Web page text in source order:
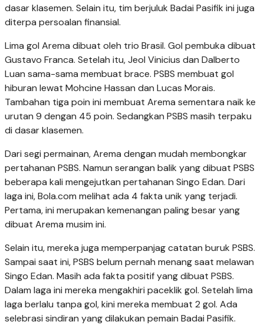
dasar klasemen. Selain itu, tim berjuluk Badai Pasifik ini juga
diterpa persoalan finansial.
Lima gol Arema dibuat oleh trio Brasil. Gol pembuka dibuat
Gustavo Franca. Setelah itu, Jeol Vinicius dan Dalberto
Luan sama-sama membuat brace. PSBS membuat gol
hiburan lewat Mohcine Hassan dan Lucas Morais.
Tambahan tiga poin ini membuat Arema sementara naik ke
urutan 9 dengan 45 poin. Sedangkan PSBS masih terpaku
di dasar klasemen.
Dari segi permainan, Arema dengan mudah membongkar
pertahanan PSBS. Namun serangan balik yang dibuat PSBS
beberapa kali mengejutkan pertahanan Singo Edan. Dari
laga ini, Bola.com melihat ada 4 fakta unik yang terjadi.
Pertama, ini merupakan kemenangan paling besar yang
dibuat Arema musim ini.
Selain itu, mereka juga memperpanjag catatan buruk PSBS.
Sampai saat ini, PSBS belum pernah menang saat melawan
Singo Edan. Masih ada fakta positif yang dibuat PSBS.
Dalam laga ini mereka mengakhiri paceklik gol. Setelah lima
laga berlalu tanpa gol, kini mereka membuat 2 gol. Ada
selebrasi sindiran yang dilakukan pemain Badai Pasifik.